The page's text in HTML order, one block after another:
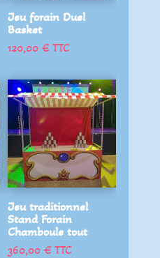
Jeu forain Duel
Basket
120,00€ TTC
Jeu traditionnel
Stand Forain
Chamboule tout
360,00€ TTC